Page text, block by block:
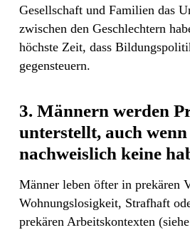
Gesellschaft und Familien das
zwischen den Geschlechtern
höchste Zeit, dass
gegensteuern.
3. Männern werden
unterstellt, auch wenn
nachweislich keine
Männer leben öfter in prekären
Wohnungslosigkeit, Strafhaft
prekären Arbeitskontexten